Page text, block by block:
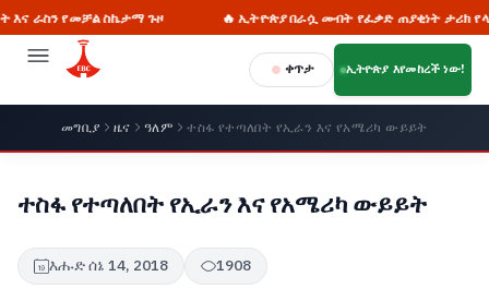
ስኬታማ ጉዞ 🔥 ኢትዮጵያ በራሷ መብት የፈቃድ ጠያቂነት ታሪክ የላትም
ቀጥታ ኢትዮጵያ እየመከረች ነው!
መግቢያ ዜና ዓለም ተስፋ የተጣለበት የኢራን እና የአሜሪካ ውይይት
ተስፋ የተጣለበት የኢራን እና የአሜሪካ ውይይት
እሑድ ሰኔ 14, 2018 1908